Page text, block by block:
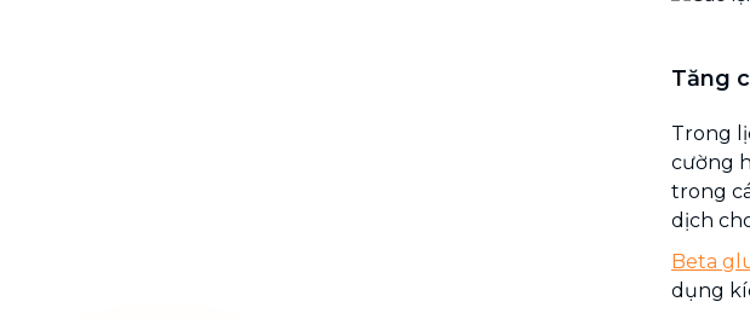
Tăng
Trong
cường
trong
dịch
Beta
dụng